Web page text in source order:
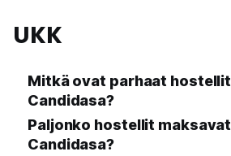
UKK
Mitkä ovat parhaat hostellit
Candidasa?
Paljonko hostellit maksavat
Candidasa?